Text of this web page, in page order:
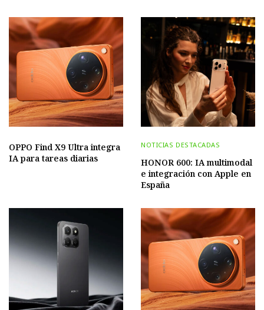
OPPO Find X9 Ultra integra
IA para tareas diarias
NOTICIAS DESTACADAS
HONOR 600: IA multimodal
e integración con Apple en
España